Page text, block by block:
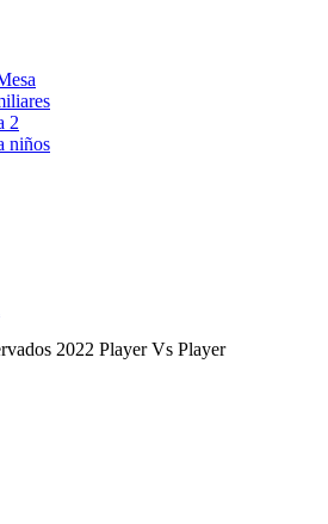
2
niños
2022 Player Vs Player